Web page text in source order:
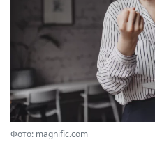
Фото: magnific.com